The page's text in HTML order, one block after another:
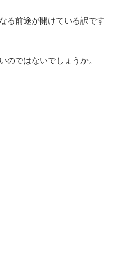
る前途が開けている訳です
のではないでしょうか。